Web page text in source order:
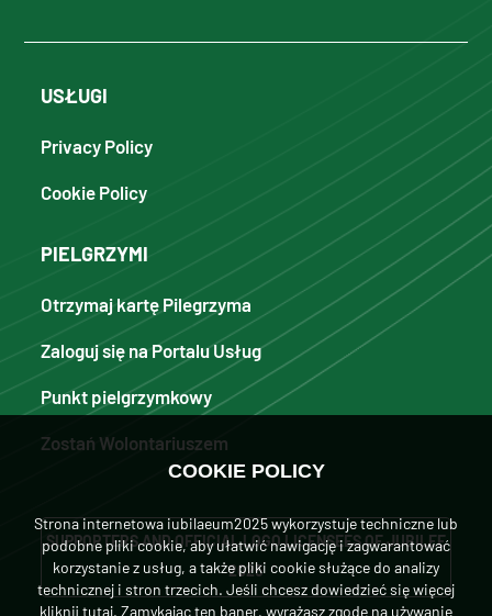
USŁUGI
Privacy Policy
Cookie Policy
PIELGRZYMI
Otrzymaj kartę Pilegrzyma
Zaloguj się na Portalu Usług
Punkt pielgrzymkowy
Zostań Wolontariuszem
SUPPORTERS AND OFFICIAL LOGO LICENSEES OF JUBILEE
2025
COOKIE POLICY
Strona internetowa iubilaeum2025 wykorzystuje techniczne lub
podobne pliki cookie, aby ułatwić nawigację i zagwarantować
korzystanie z usług, a także pliki cookie służące do analizy
technicznej i stron trzecich. Jeśli chcesz dowiedzieć się więcej
kliknij tutaj. Zamykając ten baner, wyrażasz zgodę na używanie